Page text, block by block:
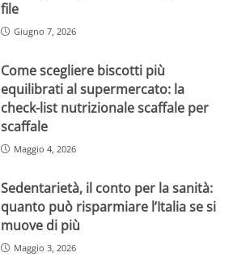
file
Giugno 7, 2026
Come scegliere biscotti più
equilibrati al supermercato: la
check-list nutrizionale scaffale per
scaffale
Maggio 4, 2026
Sedentarietà, il conto per la sanità:
quanto può risparmiare l’Italia se si
muove di più
Maggio 3, 2026